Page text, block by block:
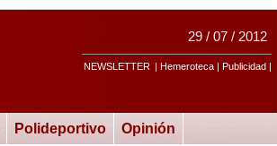
29 / 07 / 2012
NEWSLETTER | Hemeroteca | Publicidad |
Polideportivo Opinión